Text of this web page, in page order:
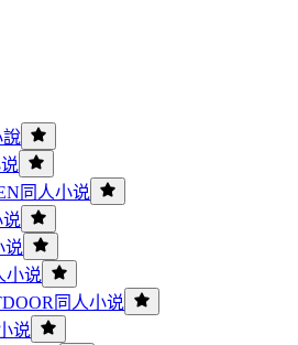
說
同人小说
说
小说
同人小说
说